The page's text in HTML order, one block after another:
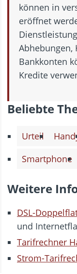
können in
eröffnet
Abhebungen,
Bankkonten
Kredite
Beliebte
Urteil
Smartphone
Weitere
DSL-
und
Tarifrechner
Strom-